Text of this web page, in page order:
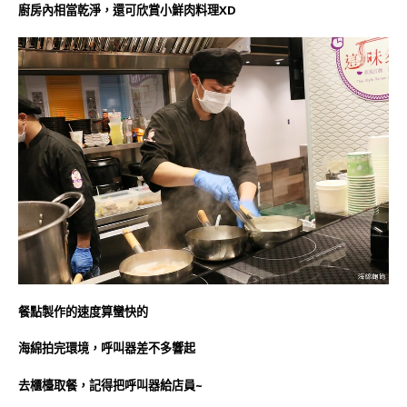
廚房內相當乾淨，還可欣賞小鮮肉料理XD
餐點製作的速度算蠻快的
海綿拍完環境，呼叫器差不多響起
去櫃檯取餐，記得把呼叫器給店員~